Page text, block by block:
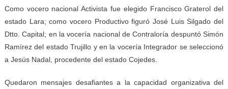
Como vocero nacional Activista fue elegido Francisco Graterol del
estado Lara; como vocero Productivo figuró José Luis Silgado del
Dtto. Capital; en la vocería nacional de Contraloría despuntó Simón
Ramírez del estado Trujillo y en la vocería Integrador se seleccionó
a Jesús Nadal, procedente del estado Cojedes.
Quedaron mensajes desafiantes a la capacidad organizativa del